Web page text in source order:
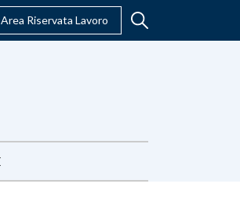
Area Riservata Lavoro